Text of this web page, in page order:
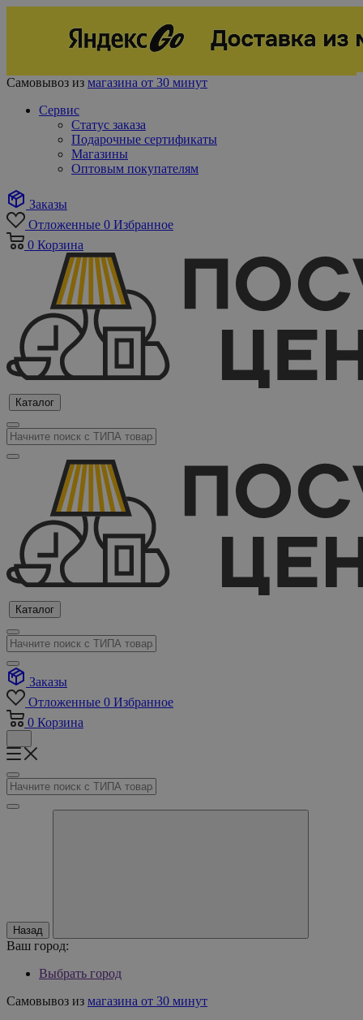
Самовывоз из магазина от 30 минут
Сервис
Статус заказа
Подарочные сертификаты
Магазины
Оптовым покупателям
Заказы
Отложенные 0 Избранное
0 Корзина
Каталог
Каталог
Заказы
Отложенные 0 Избранное
0 Корзина
Назад
Ваш город:
Выбрать город
Самовывоз из магазина от 30 минут